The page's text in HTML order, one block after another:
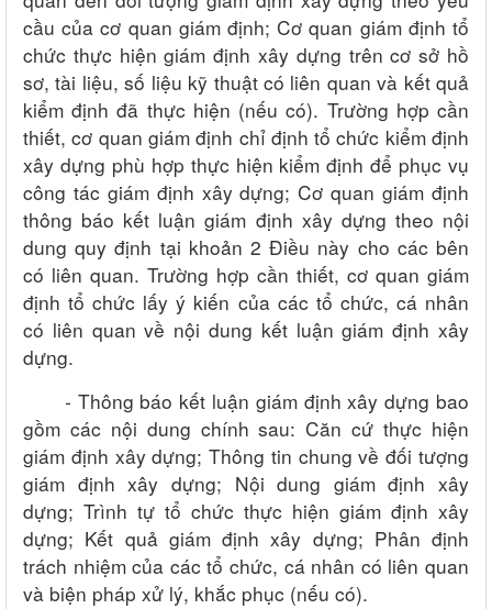
cầu của cơ quan giám định; Cơ quan giám định tổ
chức thực hiện giám định xây dựng trên cơ sở hồ
sơ, tài liệu, số liệu kỹ thuật có liên quan và kết quả
kiểm định đã thực hiện (nếu có). Trường hợp cần
thiết, cơ quan giám định chỉ định tổ chức kiểm định
xây dựng phù hợp thực hiện kiểm định để phục vụ
công tác giám định xây dựng; Cơ quan giám định
thông báo kết luận giám định xây dựng theo nội
dung quy định tại khoản 2 Điều này cho các bên
có liên quan. Trường hợp cần thiết, cơ quan giám
định tổ chức lấy ý kiến của các tổ chức, cá nhân
có liên quan về nội dung kết luận giám định xây
dựng.
- Thông báo kết luận giám định xây dựng bao
gồm các nội dung chính sau: Căn cứ thực hiện
giám định xây dựng; Thông tin chung về đối tượng
giám định xây dựng; Nội dung giám định xây
dựng; Trình tự tổ chức thực hiện giám định xây
dựng; Kết quả giám định xây dựng; Phân định
trách nhiệm của các tổ chức, cá nhân có liên quan
và biện pháp xử lý, khắc phục (nếu có).